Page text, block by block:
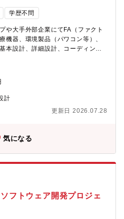
心メンバーとして活躍。さらに、
製品開発にも参画し、FA・医療・
集中できる環境で就業したい」
負×技術特化のハイブリッド環境
。・専門特化で極める：特定分野
広げる：複数業界で応用力を強
アップグループ内・外で深く広く
と「技術者としての成長支援」を
修制度を多数整備しています。特
雇用保険・初回赴任転宅時の引っ
弔見舞金・業務上災害見舞金・通勤
人財開発研修講義型（全員型、選
※E-learning、通信教育、講義形
報奨金(年間１～10万円)書籍購入
学歴不問
や大手外部企業にてFA（ファクト
機器、環境製品（パワコン等）、
本設計、詳細設計、コーディン
務を決定いたします【具体的に
価用ソフトの実装・EV・HV向け
・ADAS(先進運転支援システム)機
キーの制御ECU用ソフトの設計
用ソフトの実装・産業用ロボット
装・病院向け医療機器の組み込み
新規/派生モデル開発における組み
品の組み込みソフトの検証、不具合
、新機能の実装・Wi-Fi/BLEで通信
（デジタル・エネルギー）・パワ
ソフト設計評価・決済端末の通信
修※上記のプロジェクトはあくま
活かし、希望に応じた開発に挑ん
ループの技術パートナー”として、
計
更新日 2026.07.28
気になる
フトウェア開発プロジェ